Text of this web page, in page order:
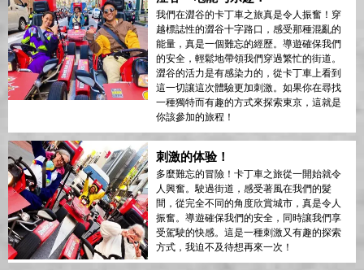
我們在澀谷的卡丁車之旅真是令人振奮！穿
越標誌性的澀谷十字路口，感受那種混亂的
能量，真是一個難忘的經歷。導遊確保我們
的安全，輕鬆地帶領我們穿過繁忙的街道。
澀谷的活力是有感染力的，從卡丁車上看到
這一切讓這次體驗更加刺激。如果你在尋找
一種獨特而有趣的方式來探索東京，這就是
你該參加的旅程！
刺激的体验！
多麼難忘的冒險！卡丁車之旅從一開始就令
人興奮。駛過街道，感受著風在我們的髮
間，從完全不同的角度欣賞城市，真是令人
振奮。導遊確保我們的安全，同時讓我們享
受駕駛的快感。這是一種刺激又有趣的探索
方式，我迫不及待想再來一次！